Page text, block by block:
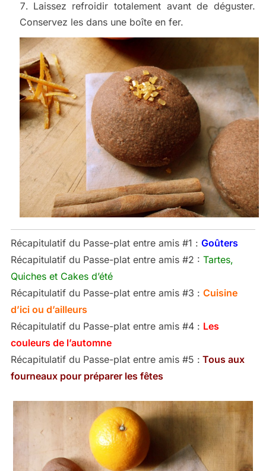
Laissez refroidir totalement avant de déguster.
Conservez les dans une boîte en fer.
Récapitulatif du Passe-plat entre amis #1 : Goûters
Récapitulatif du Passe-plat entre amis #2 : Tartes,
Quiches et Cakes d’été
Récapitulatif du Passe-plat entre amis #3 : Cuisine
d’ici ou d’ailleurs
Récapitulatif du Passe-plat entre amis #4 : Les
couleurs de l’automne
Récapitulatif du Passe-plat entre amis #5 : Tous aux
fourneaux pour préparer les fêtes